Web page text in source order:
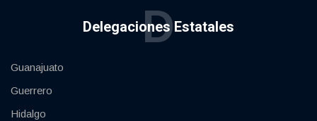
Delegaciones Estatales
D
Guanajuato
Guerrero
Hidalgo